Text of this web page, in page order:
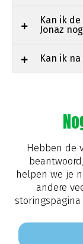
Kan ik
Jonaz
Kan ik
Hebben de
helpen we je
andere